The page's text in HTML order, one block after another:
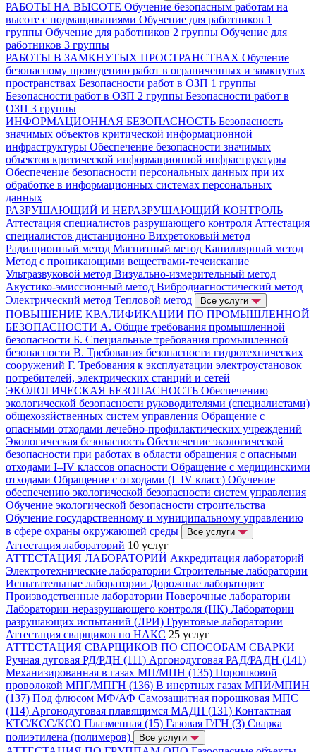
РАБОТЫ НА ВЫСОТЕ Обучение безопасным работам на
высоте с подмащиваниями Обучение для работников 1
группы Обучение для работников 2 группы Обучение для
работников 3 группы
РАБОТЫ В ЗАМКНУТЫХ ПРОСТРАНСТВАХ Обучение
безопасному проведению работ в ограниченных и замкнутых
пространствах Безопасности работ в ОЗП 1 группы
Безопасности работ в ОЗП 2 группы Безопасности работ в
ОЗП 3 группы
ИНФОРМАЦИОННАЯ БЕЗОПАСНОСТЬ Безопасность
значимых объектов критической информационной
инфраструктуры Обеспечение безопасности значимых
объектов критической информационной инфраструктуры
Обеспечение безопасности персональных данных при их
обработке в информационных системах персональных
данных
РАЗРУШАЮЩИЙ И НЕРАЗРУШАЮЩИЙ КОНТРОЛЬ
Аттестация специалистов разрушающего контроля Аттестация
специалистов дистанционно Вихретоковый метод
Радиационный метод Магнитный метод Капиллярный метод
Метод с проникающими веществами-течеискание
Ультразвуковой метод Визуально-измерительный метод
Акустико-эмиссионный метод Вибродиагностический метод
Электрический метод Тепловой метод Все услуги
ПОВЫШЕНИЕ КВАЛИФИКАЦИИ ПО ПРОМЫШЛЕННОЙ
БЕЗОПАСНОСТИ А. Общие требования промышленной
безопасности Б. Специальные требования промышленной
безопасности В. Требования безопасности гидротехнических
сооружений Г. Требования к эксплуатации электроустановок
потребителей, электрических станций и сетей
ЭКОЛОГИЧЕСКАЯ БЕЗОПАСНОСТЬ Обеспечению
экологической безопасности руководителями (специалистами)
общехозяйственных систем управления Обращение с
опасными отходами лечебно-профилактических учреждений
Экологическая безопасность Обеспечение экологической
безопасности при работах в области обращения с опасными
отходами I–IV классов опасности Обращение с медицинскими
отходами Обращение с отходами (I–IV класс) Обучение
обеспечению экологической безопасности систем управления
Обучение экологической безопасности строительства
Обучение государственному и муниципальному управлению
в сфере охраны окружающей среды
Все услуги
Аттестация лабораторий 10 услуг
АТТЕСТАЦИЯ ЛАБОРАТОРИЙ Аккредитация лабораторий
Электротехнические лаборатории Строительные лаборатории
Испытательные лаборатории Дорожные лабораторит
Производственные лаборатории Поверочные лаборатории
Лаборатории неразрушающего контроля (НК) Лаборатории
разрушающих испытаний (ЛРИ) Грунтовые лаборатории
Аттестация сварщиков по НАКС 25 услуг
АТТЕСТАЦИЯ СВАРЩИКОВ ПО СПОСОБАМ СВАРКИ
Ручная дуговая РД/РДН (111) Аргонодуговая РАД/РАДН (141)
Механизированная в газах МП/МПН (135) Порошковой
проволокой МПГ/МПГН (136) В инертных газах МПИ/МПИН
(137) Под флюсом МФ/АФ Самозащитная порошковая МПС
(114) Аргонодуговая плавящимся МАДП (131) Контактная
КТС/КСС/КСО Плазменная (15) Газовая Г/ГН (3) Сварка
полиэтилена (полимеров)
Все услуги